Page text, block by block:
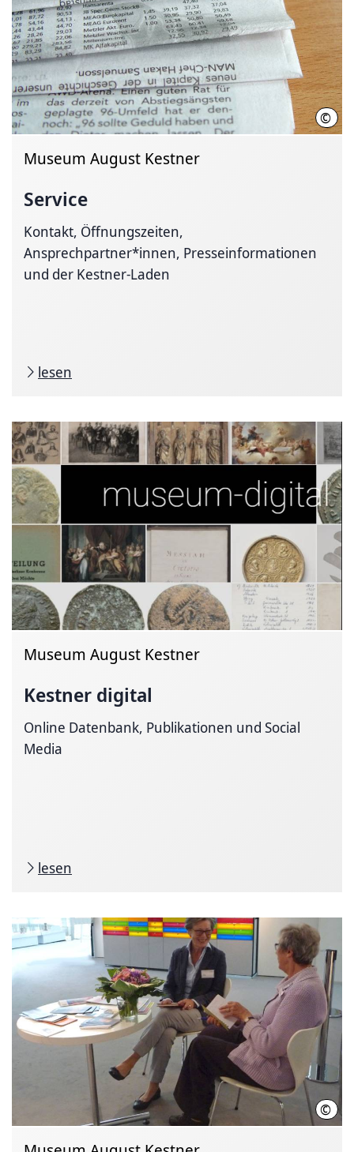
© SEH
Museum August Kestner
Service
Kontakt, Öffnungszeiten,
Ansprechpartner*innen, Presseinformationen
und der Kestner-Laden
lesen
Museum August Kestner
Kestner digital
Online Datenbank, Publikationen und Social
Media
lesen
© LHH